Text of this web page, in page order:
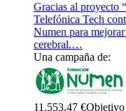
Gracias al proyecto
Telefónica Tech
Numen para
cerebral.…
Una campaña de:
11.553,47 €Objetivo